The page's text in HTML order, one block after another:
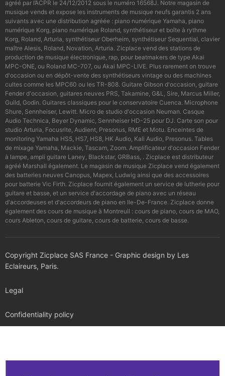
agréé par l’ACPR le 24/12/2012 sous le numéro 16568J. Notre magasin de
musique vends et expose les instruments de musique neufs garantis 2 ans
suivants avec une distribution agréée : piano numérique Yamaha, piano
numérique Korg, piano numérique Roland, synthétiseur et boîte à rythme
Korg, Roland, Arturia, synthétiseur Oberheim, synthétiseur Sequential, clavier
maître Alesis, Roland, Novation, Arturia. Zicplace vend des stations de
production de musique électronique, rap, pour beatmakers de type Akai
MPC-ONE, ou Roland MC-707, ou Akai MPC-LIVE. Plus rarement on trouve
d'occasion ou en dépôt-vente des synthétiseurs vintage ou des machines
cultes comme les MPC60 ou les TR-808. Guitare Gibson d'occasion, guitare
Fender d'occasion, guitares neuves PRS, Takamine, G&L, Sire, Marcus Miller,
Guild, Godin. Guitares classiques pour le conservatoire Cuenca. Microphone
Shure, Sennheiser, Lewitt. Micro de studio d'occasion Neuman. Casque
Audio Technica, Beyer Dynamic, Sennheiser HD-25 pour DJ. Carte son pour
studio Arturia, Focusrite, Audient, Presonus, RME et Motu. Enceintes de
monitoring Yamaha HS5, HS7, HS8, HK Audio, Kali Audio, Presonus. Tables
de mixage Yamaha, Mackie, Tascam, Zoom. Amplificateur d'occasion Fender
à lampe, ampli guitare Laney, Blackstar, GRBass, . Zicplace est distributeur
agréé Marshall également. Le magasin de musique Zicplace vend également
des batteries neuves Canopus, Mapex, Ludwig ainsi que des accessoires
pour batterie Vic Firth. Zicplace fournit également un service de lutherie pour
guitare et basse, et un service d'accordage de piano avec un réseau
d'accordeuses et d'accordeurs de piano en Ile-De-France. Zicplace donne
également des cours de musique à Montreuil : cours de piano, cours de MAO,
cours Ableton, cours de guitare, cours de batterie, cours de basse.
Copyright Zicplace SAS France - Graphic design by Les
Eclaireurs, Paris.
Legal
Confidentiality policy